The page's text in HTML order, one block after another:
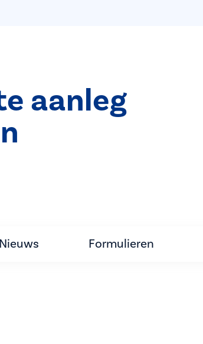
aanleg
Nieuws Formulieren